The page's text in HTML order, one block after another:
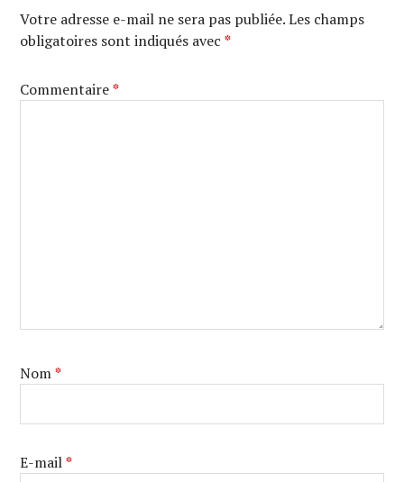
Votre adresse e-mail ne sera pas publiée. Les champs
obligatoires sont indiqués avec*
Commentaire*
Nom*
E-mail*